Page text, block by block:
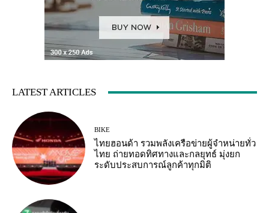
LATEST ARTICLES
BIKE
ไทยฮอนด้า รวมพลังเครือข่ายผู้จำหน่ายทั่ว
ไทย ถ่ายทอดทิศทางและกลยุทธ์ มุ่งยก
ระดับประสบการณ์ลูกค้าทุกมิติ